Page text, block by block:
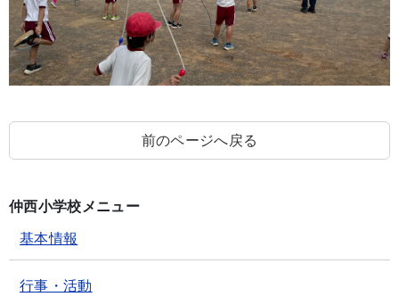
前のページへ戻る
仲西小学校メニュー
基本情報
行事・活動